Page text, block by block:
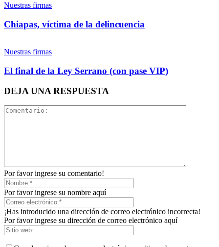
Linkedin
Nuestras firmas
Chiapas, víctima de la delincuencia
Nuestras firmas
El final de la Ley Serrano (con pase VIP)
DEJA UNA RESPUESTA
Por favor ingrese su comentario!
Por favor ingrese su nombre aquí
¡Has introducido una dirección de correo electrónico incorrecta!
Por favor ingrese su dirección de correo electrónico aquí